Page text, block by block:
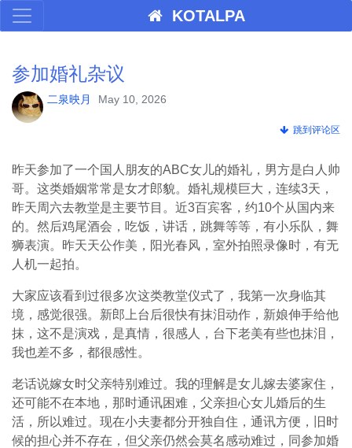
KOTALPA
参加婚礼杂议
二泉映月 May 10, 2026
跳到评论区
昨天参加了一个国人朋友的ABC女儿的婚礼，男方是白人帅
哥。这类婚姻常常是女才郎貌。婚礼规模巨大，连续3天，
昨天周六去教堂是主要节目。近3百宾客，约10个从国内来
的。然后鸡尾酒会，吃饭，讲话，跳舞等等，有小乐队，舞
狮表演。昨天天公作美，阳光春风，室外拍照录像时，有无
人机一起拍。
大家应该看到过很多次这类教堂仪式了，我第一次身临其
境，感觉很强。新郎上台后很快有抹泪动作，新娘伸手给他
抹，这不是演戏，是真情，很感人，台下老美有些也抹泪，
我也差不多，都很感性。
老话说嫁女时父亲特别难过。我的理解是女儿嫁去婆家住，
还可能不在本地，那时通讯困难，父亲担心女儿婚后的生
活，所以难过。现在小夫妻都分开独自住，通讯方便，旧时
候的担心并不存在，但父亲仍然会莫名感动难过，同参加婚